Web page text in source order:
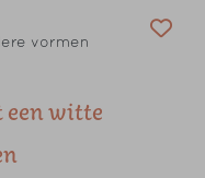
vormen
een witte